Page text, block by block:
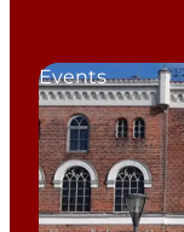
Events